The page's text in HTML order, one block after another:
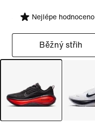
Nejlépe hodnoceno
Vybrat střih
Běžný střih